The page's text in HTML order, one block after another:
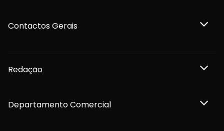
Contactos Gerais
Redação
Departamento Comercial